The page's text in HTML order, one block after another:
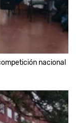
nacional